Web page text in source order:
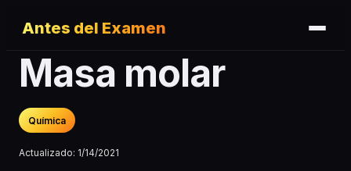
Antes del Examen
Masa molar
Química
Actualizado: 1/14/2021